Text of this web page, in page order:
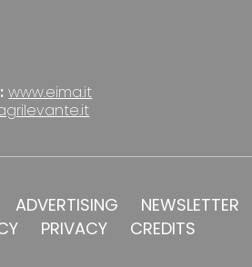
www.eima.it
ADVERTISING
NEWSLETTER
PRIVACY CREDITS